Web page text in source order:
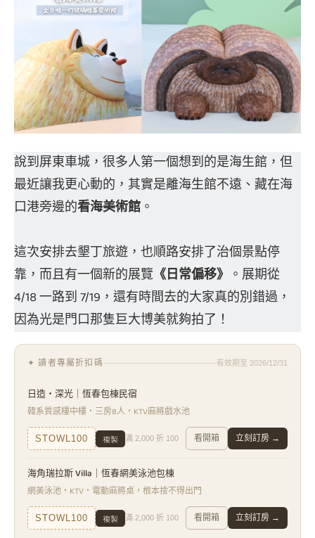
說到屏東車城，很多人第一個想到的是海生館，但
最近讓我更心動的，其實是離海生館不遠、藏在海
口港旁邊的看海美術館。
這次安排去墾丁旅遊，也順路安排了治個景點停
靠，而且有一個新的展覽 《日常偏移》 。展期從
4/18 一路到 7/19，還有時間去的大家真的別錯過，
因為光是門口那隻巨大博美就夠拍了！
✦ 讀者專屬折扣碼 有效期至 2026/12/31
日造・深光｜恆春包棟民宿
韓系質感樓中樓・三房8人・KTV麻將戲水池
STOWL100 複製 滿 2,000 折 100 看開箱 立刻訂房 →
海角瑞拉斯 Villa｜恆春網美泳池包棟
網美泳池・KTV・電動麻將桌，根本捨不得出門
STOWL100 複製 滿 2,000 折 100 看開箱 立刻訂房 →